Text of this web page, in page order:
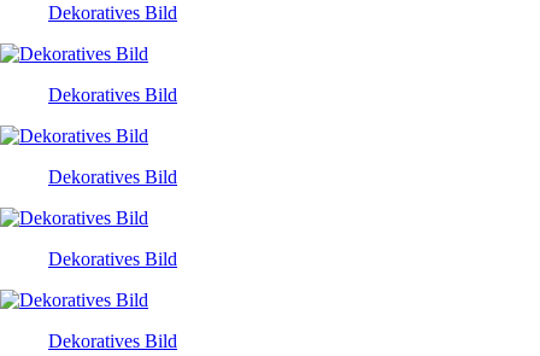
Dekoratives Bild
Dekoratives Bild
Dekoratives Bild
Dekoratives Bild
Dekoratives Bild